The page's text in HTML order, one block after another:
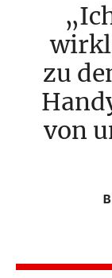
zu
von